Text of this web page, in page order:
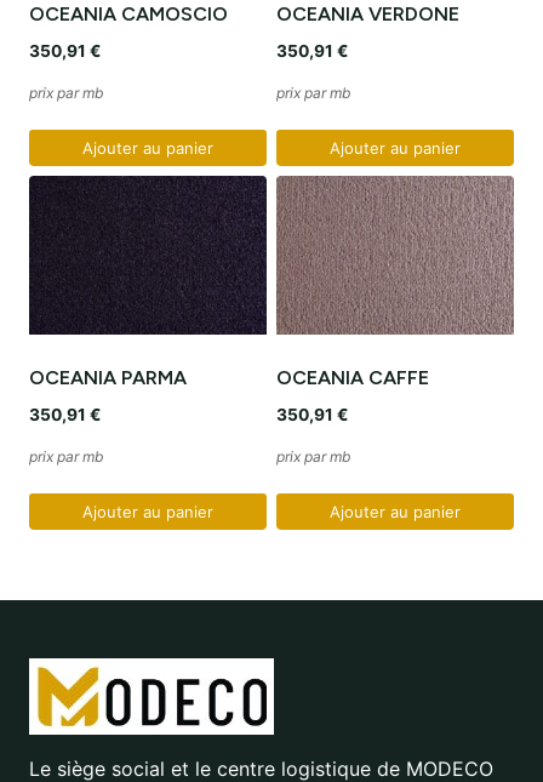
OCEANIA CAMOSCIO
350,91 €
prix par mb
Ajouter au panier
OCEANIA VERDONE
350,91 €
prix par mb
Ajouter au panier
OCEANIA PARMA
350,91 €
prix par mb
Ajouter au panier
OCEANIA CAFFE
350,91 €
prix par mb
Ajouter au panier
Le siège social et le centre logistique de MODECO